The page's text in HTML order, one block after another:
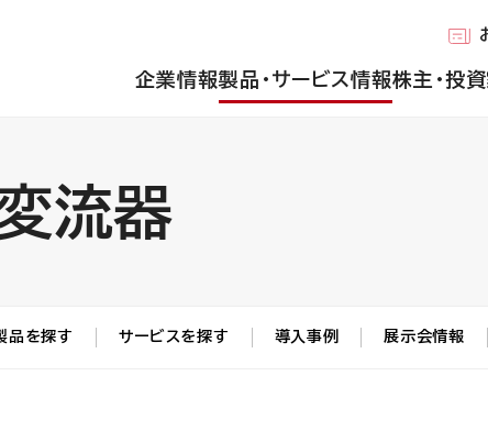
企業情報製品・サービス情報株主・投
流器
品を探す サービスを探す 導入事例 展示会情報